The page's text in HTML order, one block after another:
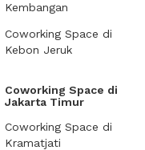
Kembangan
Coworking Space di
Kebon Jeruk
Coworking Space di
Jakarta Timur
Coworking Space di
Kramatjati